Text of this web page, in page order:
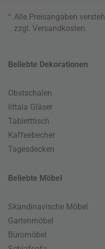
* Alle Preisangaben
zzgl. Versandkosten.
Beliebte Dekorationen
Obstschalen
Iittala Gläser
Tabletttisch
Kaffeebecher
Tagesdecken
Beliebte Möbel
Skandinavische Möbel
Gartenmöbel
Büromöbel